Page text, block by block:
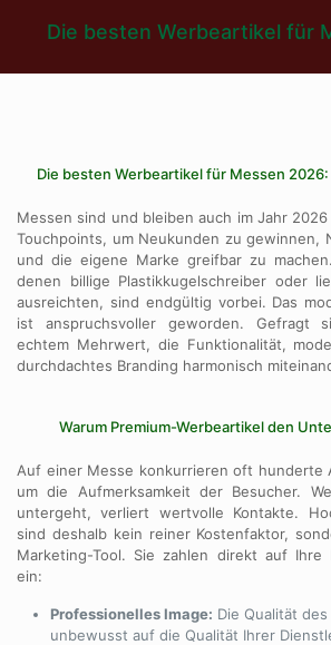
Die besten Werbeartikel für
Die besten Werbeartikel für Messen
Messen sind und bleiben auch im Jahr
Touchpoints, um Neukunden zu gewinnen,
und die eigene Marke greifbar zu
denen billige Plastikkugelschreiber oder
ausreichten, sind endgültig vorbei. Das
ist anspruchsvoller geworden. Gefragt
echtem Mehrwert, die Funktionalität,
durchdachtes Branding harmonisch
Warum Premium-Werbeartikel den
Auf einer Messe konkurrieren oft hunderte
um die Aufmerksamkeit der Besucher.
untergeht, verliert wertvolle Kontakte.
sind deshalb kein reiner Kostenfaktor,
Marketing-Tool. Sie zahlen direkt auf Ihre
ein:
Professionelles Image: Die Qualität
unbewusst auf die Qualität Ihrer